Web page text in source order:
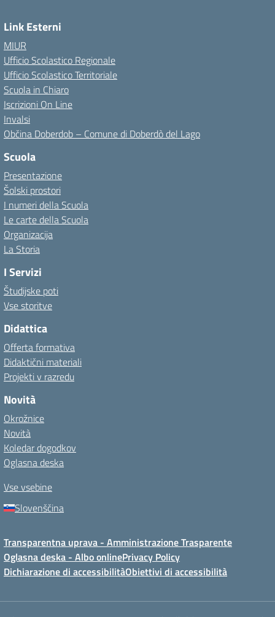
Link Esterni
MIUR
Ufficio Scolastico Regionale
Ufficio Scolastico Territoriale
Scuola in Chiaro
Iscrizioni On Line
Invalsi
Občina Doberdob – Comune di Doberdò del Lago
Scuola
Presentazione
Šolski prostori
I numeri della Scuola
Le carte della Scuola
Organizacija
La Storia
I Servizi
Študijske poti
Vse storitve
Didattica
Offerta formativa
Didaktični materiali
Projekti v razredu
Novità
Okrožnice
Novità
Koledar dogodkov
Oglasna deska
Vse vsebine
Slovenščina
Transparentna uprava - Amministrazione Trasparente
Oglasna deska - Albo onlinePrivacy Policy
Dichiarazione di accessibilitàObiettivi di accessibilità